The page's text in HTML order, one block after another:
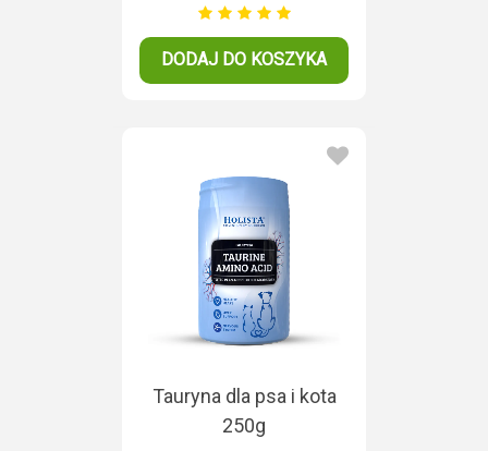
DODAJ DO KOSZYKA
Tauryna dla psa i kota
250g